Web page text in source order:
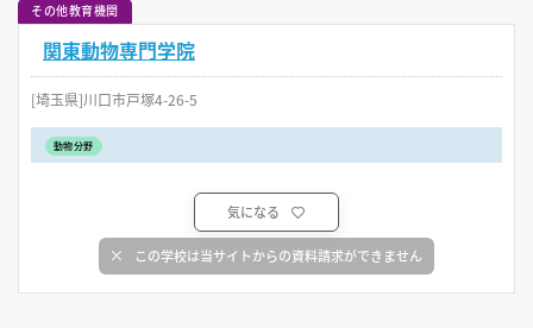
その他教育機関
関東動物専門学院
[埼玉県]川口市戸塚4-26-5
動物分野
気になる
この学校は当サイトからの資料請求ができません